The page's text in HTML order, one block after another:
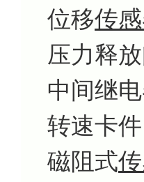
位移传
压力释
中间继
转速卡
磁阻式